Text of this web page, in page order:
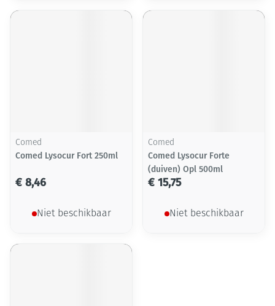
Comed
Comed Lysocur Fort 250ml
€ 8,46
Niet beschikbaar
Comed
Comed Lysocur Forte
(duiven) Opl 500ml
€ 15,75
Niet beschikbaar